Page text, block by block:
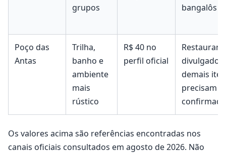
grupos
bangalôs
Poço das
Antas
Trilha,
banho e
ambiente
mais
rústico
R$ 40 no
perfil oficial
divulgado;
demais
precisam
Os valores acima são referências encontradas nos
canais oficiais consultados em agosto de 2026. Não